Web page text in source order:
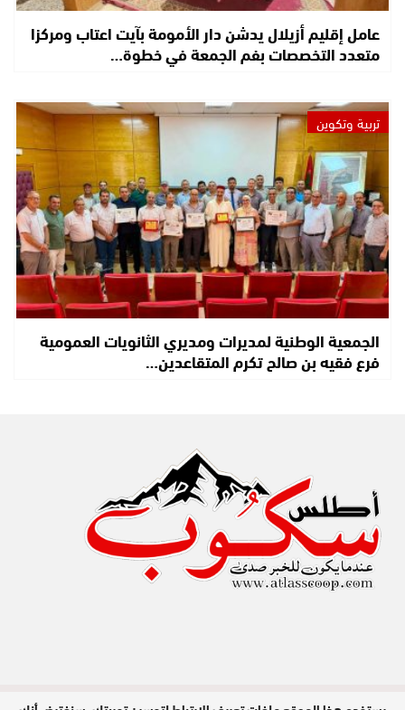
عامل إقليم أزيلال يدشن دار الأمومة بآيت اعتاب ومركزا
متعدد التخصصات بفم الجمعة في خطوة…
تربية وتكوين
الجمعية الوطنية لمديرات ومديري الثانويات العمومية
فرع فقيه بن صالح تكرم المتقاعدين…